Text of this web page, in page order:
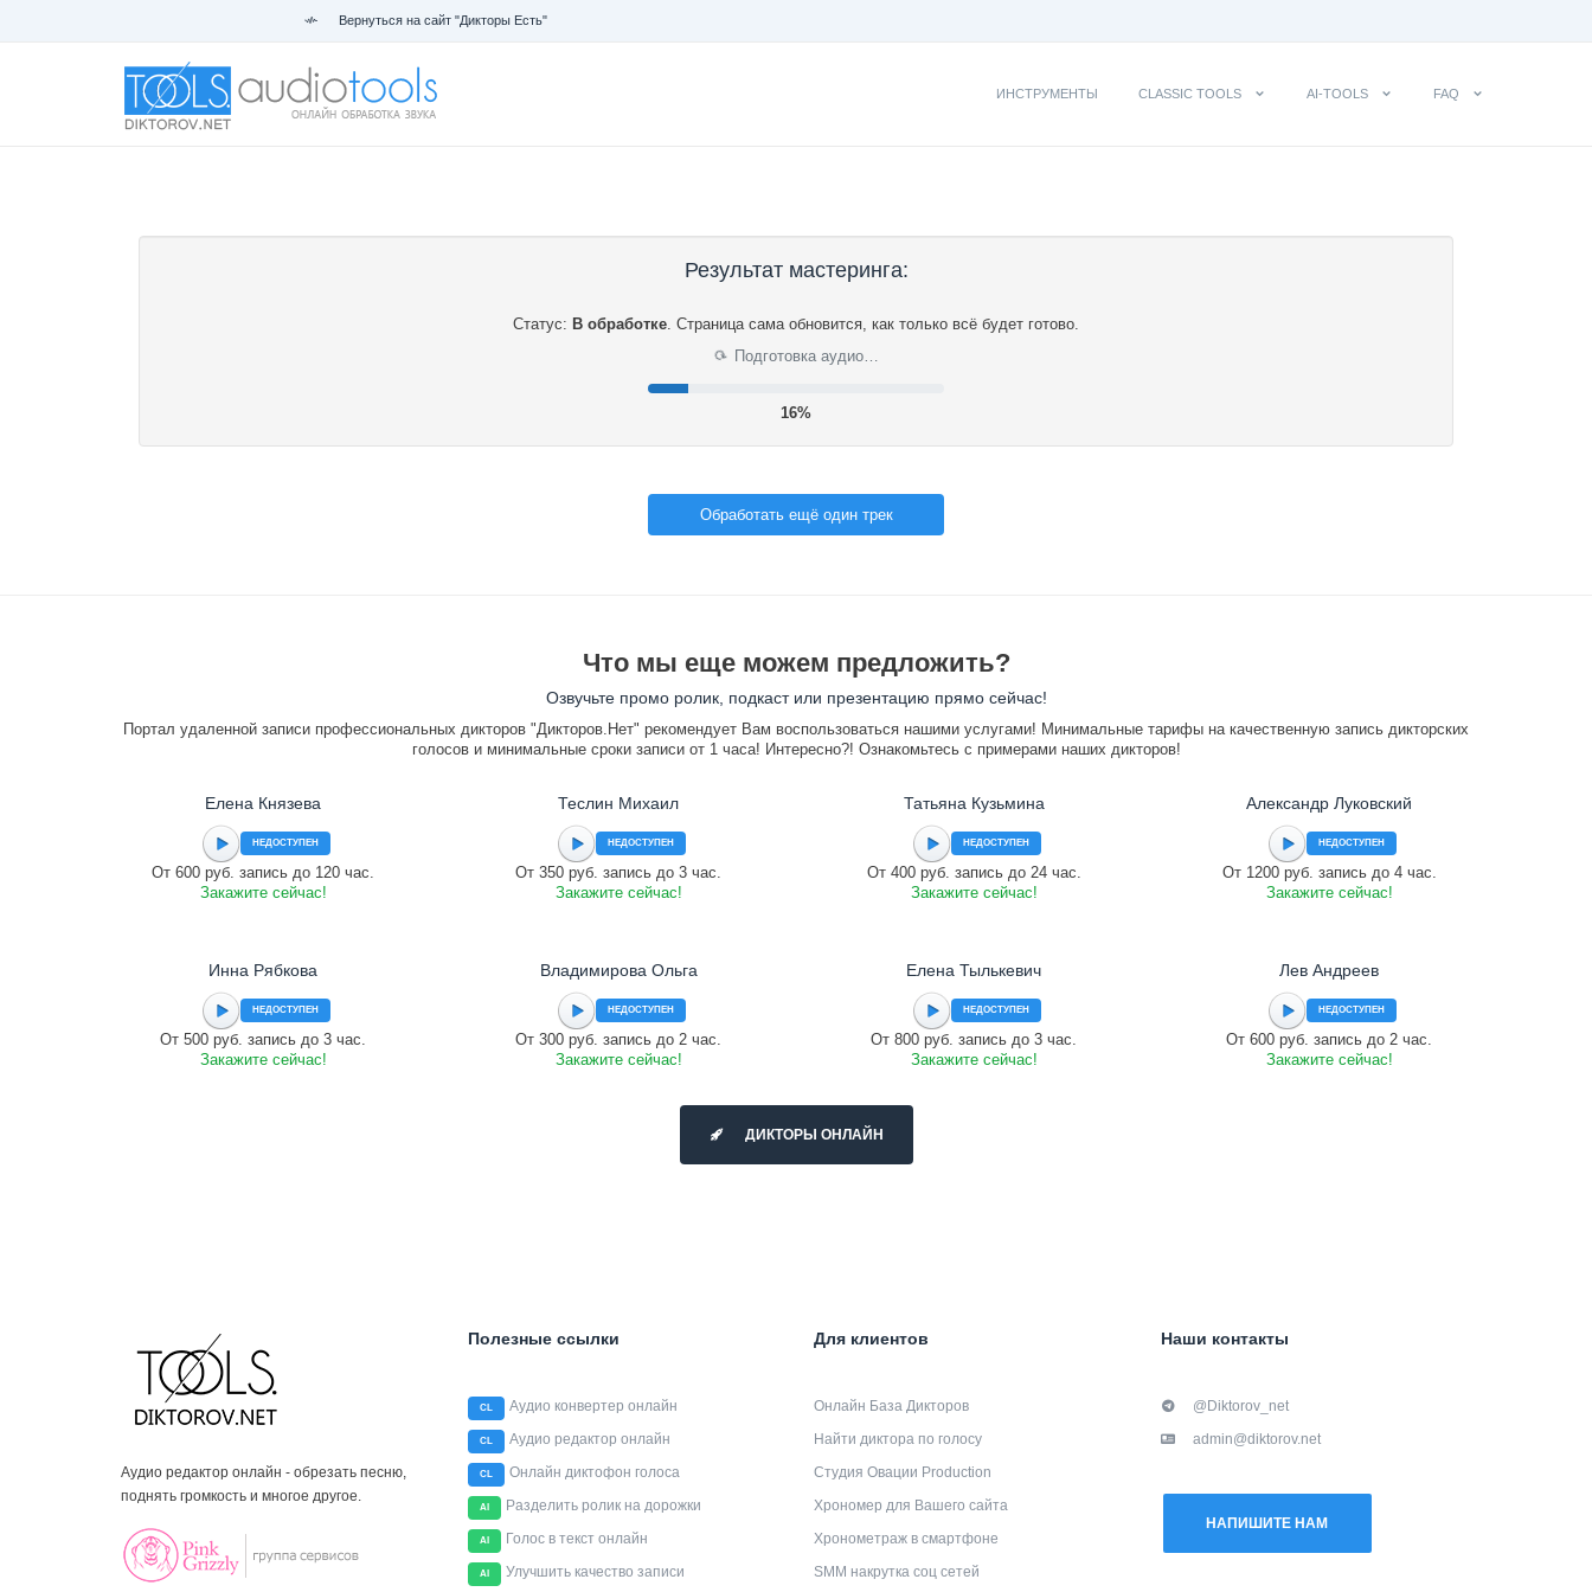
Вернуться на сайт "Дикторы Есть"
ИНСТРУМЕНТЫ CLASSIC TOOLS AI-TOOLS FAQ
Результат мастеринга:
Статус: В обработке. Страница сама обновится, как только всё будет готово.
⟳ Подготовка аудио…
17%
Обработать ещё один трек
Что мы еще можем предложить?
Озвучьте промо ролик, подкаст или презентацию прямо сейчас!
Портал удаленной записи профессиональных дикторов "Дикторов.Нет" рекомендует Вам воспользоваться нашими услугами! Минимальные тарифы на качественную запись дикторских
голосов и минимальные сроки записи от 1 часа! Интересно?! Ознакомьтесь с примерами наших дикторов!
Елена Князева
НЕДОСТУПЕН
От 600 руб. запись до 120 час.
Закажите сейчас!
Теслин Михаил
НЕДОСТУПЕН
От 350 руб. запись до 3 час.
Закажите сейчас!
Татьяна Кузьмина
НЕДОСТУПЕН
От 400 руб. запись до 24 час.
Закажите сейчас!
Александр Луковский
НЕДОСТУПЕН
От 1200 руб. запись до 4 час.
Закажите сейчас!
Инна Рябкова
НЕДОСТУПЕН
От 500 руб. запись до 3 час.
Закажите сейчас!
Владимирова Ольга
НЕДОСТУПЕН
От 300 руб. запись до 2 час.
Закажите сейчас!
Елена Тылькевич
НЕДОСТУПЕН
От 800 руб. запись до 3 час.
Закажите сейчас!
Лев Андреев
НЕДОСТУПЕН
От 600 руб. запись до 2 час.
Закажите сейчас!
ДИКТОРЫ ОНЛАЙН
Аудио редактор онлайн - обрезать песню,
поднять громкость и многое другое.
Полезные ссылки
CL Аудио конвертер онлайн
CL Аудио редактор онлайн
CL Онлайн диктофон голоса
AI Разделить ролик на дорожки
AI Голос в текст онлайн
AI Улучшить качество записи
Для клиентов
Онлайн База Дикторов
Найти диктора по голосу
Студия Овации Production
Хрономер для Вашего сайта
Хронометраж в смартфоне
SMM накрутка соц сетей
Наши контакты
@Diktorov_net
admin@diktorov.net
НАПИШИТЕ НАМ